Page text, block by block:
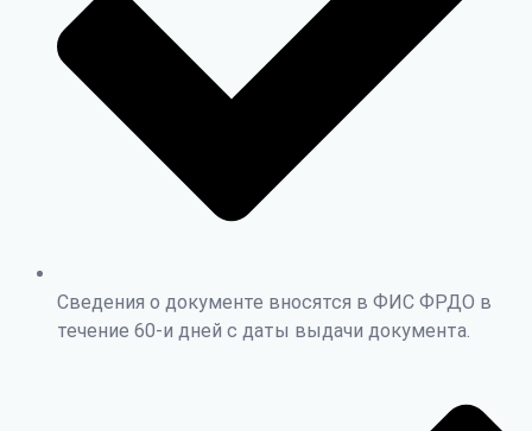
Сведения о документе вносятся в ФИС ФРДО в
течение 60-и дней с даты выдачи документа.